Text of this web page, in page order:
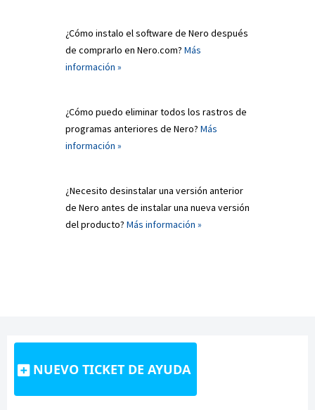
¿Cómo instalo el software de Nero después
de comprarlo en Nero.com? Más
información »
¿Cómo puedo eliminar todos los rastros de
programas anteriores de Nero? Más
información »
¿Necesito desinstalar una versión anterior
de Nero antes de instalar una nueva versión
del producto? Más información »
NUEVO TICKET DE AYUDA